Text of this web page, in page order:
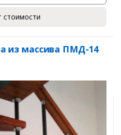
стоимости
из массива ПМД-14